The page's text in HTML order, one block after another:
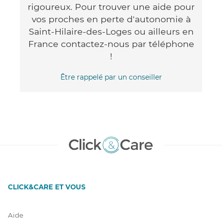
rigoureux. Pour trouver une aide pour
vos proches en perte d'autonomie à
Saint-Hilaire-des-Loges ou ailleurs en
France contactez-nous par téléphone
!
Être rappelé par un conseiller
CLICK&CARE ET VOUS
Aide